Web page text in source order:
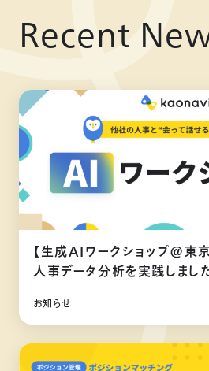
Recent
【生成AIワークショップ@東
人事データ分析を実践しまし
お知らせ